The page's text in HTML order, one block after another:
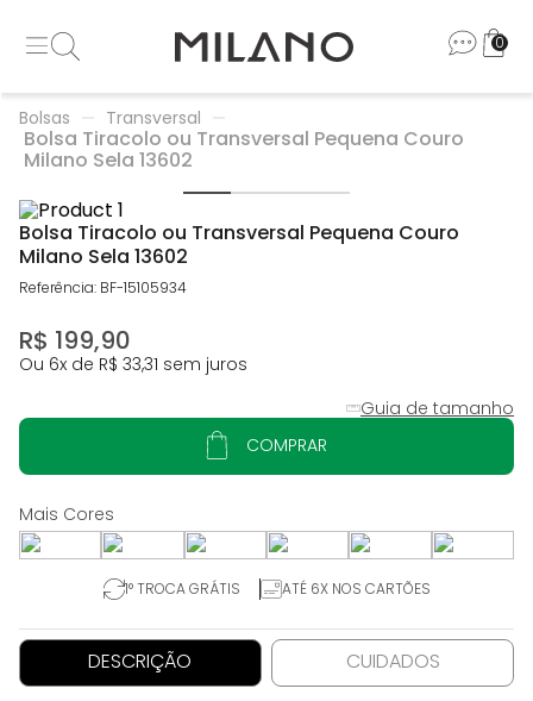
0
Bolsas Transversal
Bolsa Tiracolo ou Transversal Pequena Couro
Milano Sela 13602
Bolsa Tiracolo ou Transversal Pequena Couro
Milano Sela 13602
Referência: BF-15105934
R$ 199,90
Ou 6x de R$ 33,31 sem juros
Guia de tamanho
COMPRAR
1° TROCA GRÁTIS ATÉ 6X NOS CARTÕES
DESCRIÇÃO CUIDADOS